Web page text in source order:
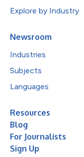
Explore by Industry
Newsroom
Industries
Subjects
Languages
Resources
Blog
For Journalists
Sign Up